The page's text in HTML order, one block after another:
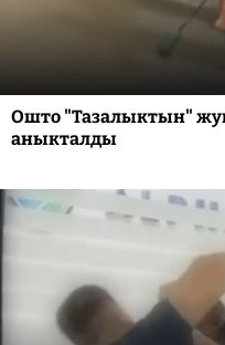
Ошто "Тазалыктын"
аныкталды